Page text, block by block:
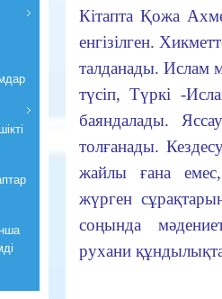
Кітапта Қожа
енгізілген.
талданады. Ислам
түсіп, Түркі -
баяндалады.
толғанады.
жайлы ғана емес,
жүрген
соңында
рухани